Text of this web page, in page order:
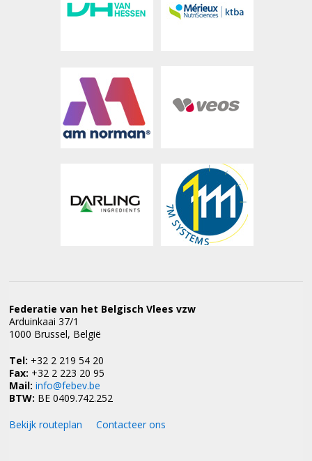
Federatie van het Belgisch Vlees vzw
Arduinkaai 37/1
1000 Brussel, België
Tel: +32 2 219 54 20
Fax: +32 2 223 20 95
Mail: info@febev.be
BTW: BE 0409.742.252
Bekijk routeplan
Contacteer ons